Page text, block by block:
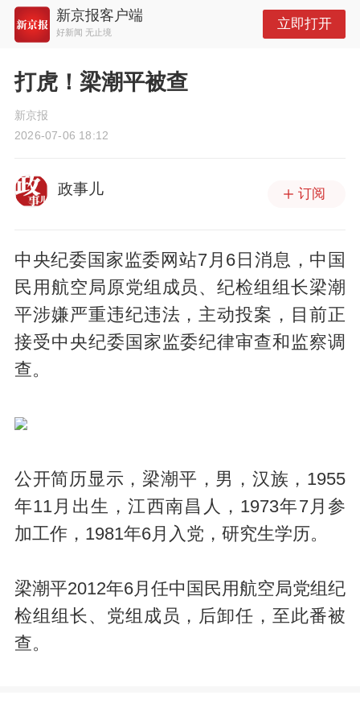
新京报客户端
好新闻 无止境
立即打开
打虎！梁潮平被查
新京报
2026-07-06 18:12
政事儿 订阅
中央纪委国家监委网站7月6日消息，中国
民用航空局原党组成员、纪检组组长梁潮
平涉嫌严重违纪违法，主动投案，目前正
接受中央纪委国家监委纪律审查和监察调
查。
公开简历显示，梁潮平，男，汉族，1955
年11月出生，江西南昌人，1973年7月参
加工作，1981年6月入党，研究生学历。
梁潮平2012年6月任中国民用航空局党组纪
检组组长、党组成员，后卸任，至此番被
查。